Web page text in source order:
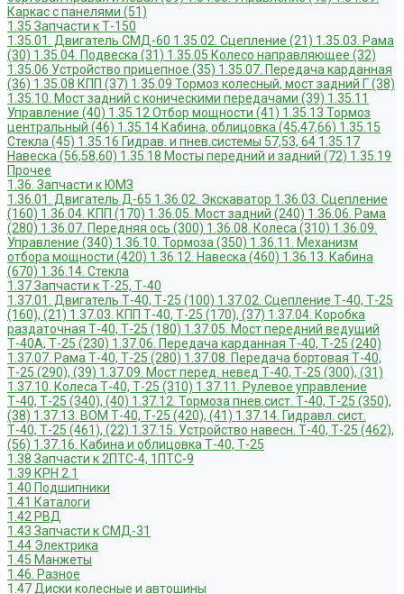
Каркас с панелями (51)
1.35 Запчасти к Т-150
1.35.01. Двигатель СМД-60 1.35.02. Сцепление (21) 1.35.03. Рама
(30) 1.35.04. Подвеска (31) 1.35.05 Колесо направляющее (32)
1.35.06 Устройство прицепное (35) 1.35.07. Передача карданная
(36) 1.35.08 КПП (37) 1.35.09 Тормоз колесный, мост задний Г (38)
1.35.10. Мост задний с коническими передачами (39) 1.35.11
Управление (40) 1.35.12 Отбор мощности (41) 1.35.13 Тормоз
центральный (46) 1.35.14 Кабина, облицовка (45,47,66) 1.35.15
Стекла (45) 1.35.16 Гидрав. и пнев.системы 57,53, 64 1.35.17
Навеска (56,58,60) 1.35.18 Мосты передний и задний (72) 1.35.19
Прочее
1.36. Запчасти к ЮМЗ
1.36.01. Двигатель Д-65 1.36.02. Экскаватор 1.36.03. Сцепление
(160) 1.36.04. КПП (170) 1.36.05. Мост задний (240) 1.36.06. Рама
(280) 1.36.07. Передняя ось (300) 1.36.08. Колеса (310) 1.36.09.
Управление (340) 1.36.10. Тормоза (350) 1.36.11. Механизм
отбора мощности (420) 1.36.12. Навеска (460) 1.36.13. Кабина
(670) 1.36.14. Стекла
1.37 Запчасти к Т-25, Т-40
1.37.01. Двигатель Т-40, Т-25 (100) 1.37.02. Сцепление Т-40, Т-25
(160), (21) 1.37.03. КПП Т-40, Т-25 (170), (37) 1.37.04. Коробка
раздаточная Т-40, Т-25 (180) 1.37.05. Мост передний ведущий
Т-40А, Т-25 (230) 1.37.06. Передача карданная Т-40, Т-25 (240)
1.37.07. Рама Т-40, Т-25 (280) 1.37.08. Передача бортовая Т-40,
Т-25 (290), (39) 1.37.09. Мост перед. невед Т-40, Т-25 (300), (31)
1.37.10. Колеса Т-40, Т-25 (310) 1.37.11. Рулевое управление
Т-40, Т-25 (340), (40) 1.37.12. Тормоза пнев.сист. Т-40, Т-25 (350),
(38) 1.37.13. ВОМ Т-40, Т-25 (420), (41) 1.37.14. Гидравл. сист.
Т-40, Т-25 (461), (22) 1.37.15. Устройство навесн. Т-40, Т-25 (462),
(56) 1.37.16. Кабина и облицовка Т-40, Т-25
1.38 Запчасти к 2ПТС-4, 1ПТС-9
1.39 КРН 2.1
1.40 Подшипники
1.41 Каталоги
1.42 РВД
1.43 Запчасти к СМД-31
1.44 Электрика
1.45 Манжеты
1.46. Разное
1.47 Диски колесные и автошины